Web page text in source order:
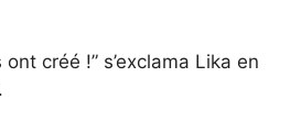
créé !” s’exclama Lika en